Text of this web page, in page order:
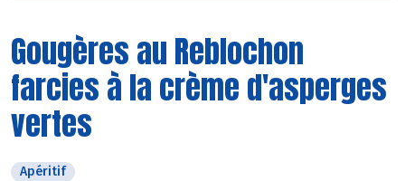
Gougères au Reblochon
farcies à la crème d'asperges
vertes
Apéritif